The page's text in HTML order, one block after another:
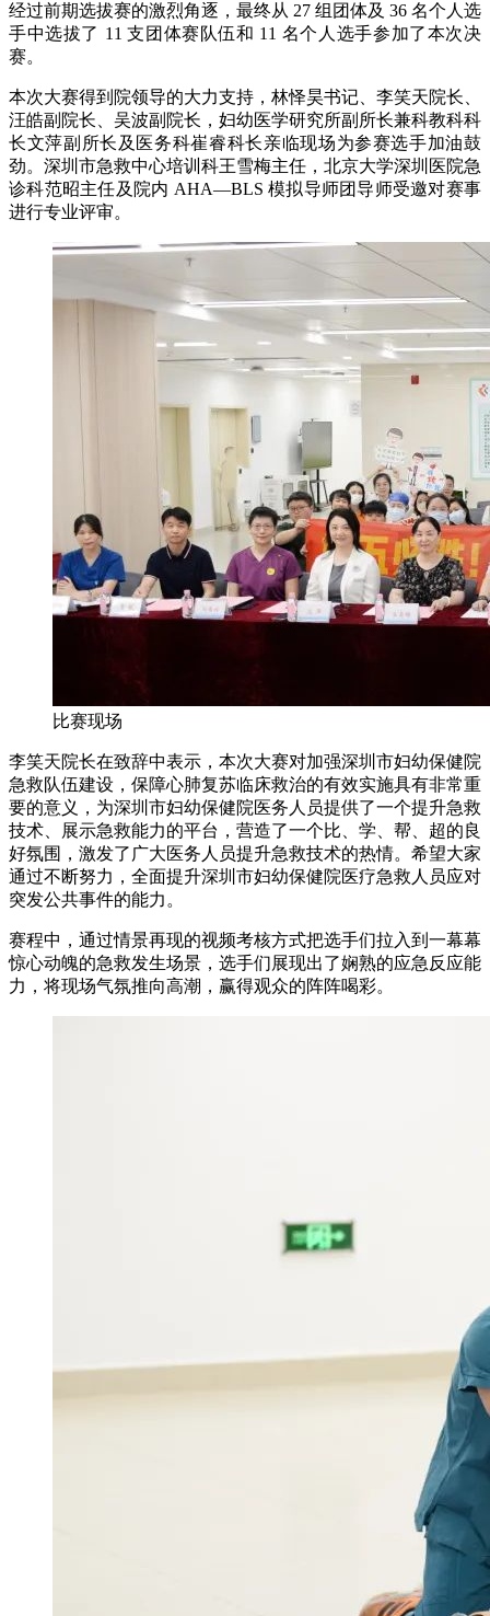
经过前期选拔赛的激烈角逐，最终从 27 组团体及 36 名个人选
手中选拔了 11 支团体赛队伍和 11 名个人选手参加了本次决
赛。
本次大赛得到院领导的大力支持，林怿昊书记、李笑天院长、
汪皓副院长、吴波副院长，妇幼医学研究所副所长兼科教科科
长文萍副所长及医务科崔睿科长亲临现场为参赛选手加油鼓
劲。深圳市急救中心培训科王雪梅主任，北京大学深圳医院急
诊科范昭主任及院内 AHA—BLS 模拟导师团导师受邀对赛事
进行专业评审。
比赛现场
李笑天院长在致辞中表示，本次大赛对加强深圳市妇幼保健院
急救队伍建设，保障心肺复苏临床救治的有效实施具有非常重
要的意义，为深圳市妇幼保健院医务人员提供了一个提升急救
技术、展示急救能力的平台，营造了一个比、学、帮、超的良
好氛围，激发了广大医务人员提升急救技术的热情。希望大家
通过不断努力，全面提升深圳市妇幼保健院医疗急救人员应对
突发公共事件的能力。
赛程中，通过情景再现的视频考核方式把选手们拉入到一幕幕
惊心动魄的急救发生场景，选手们展现出了娴熟的应急反应能
力，将现场气氛推向高潮，赢得观众的阵阵喝彩。